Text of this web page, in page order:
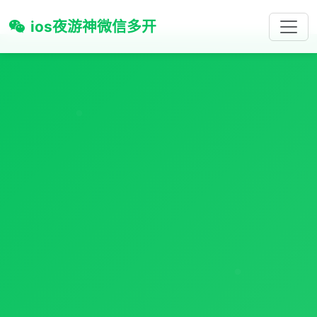
ios夜游神微信多开